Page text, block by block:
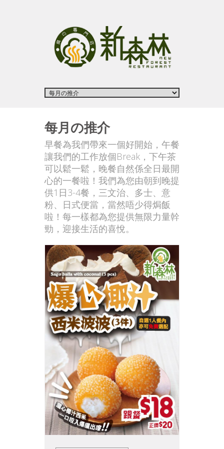
每月の推介
早餐為我們帶來一個好開始，午餐
讓我們的工作放個Break，下午茶
可以鬆一鬆，晚餐自然係全日最開
心的一餐啦！我們為您由朝到晚提
供1日3-4餐，三文治、多士、意
粉、日式便當，當然唔少得焗飯
啦！每一樣都為您提供無限力量幹
勁，迎接生活的喜悅。